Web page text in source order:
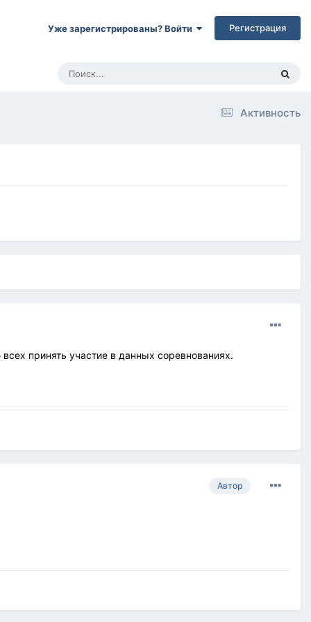
Уже зарегистрированы? Войти Регистрация
Активность
принять участие в данных соревнованиях.
Автор